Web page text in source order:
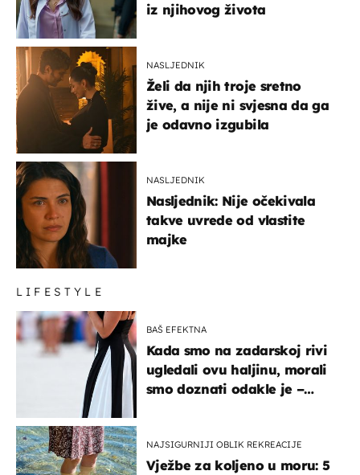
iz njihovog života
NASLJEDNIK
Želi da njih troje sretno
žive, a nije ni svjesna da ga
je odavno izgubila
NASLJEDNIK
Nasljednik: Nije očekivala
takve uvrede od vlastite
majke
LIFESTYLE
BAŠ EFEKTNA
Kada smo na zadarskoj rivi
ugledali ovu haljinu, morali
smo doznati odakle je –
NAJSIGURNIJI OBLIK REKREACIJE
Vježbe za koljeno u moru: 5